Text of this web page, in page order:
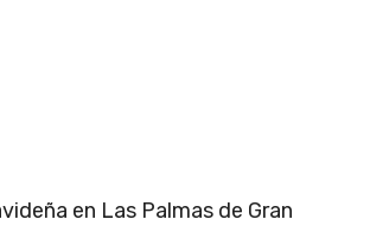
en Las Palmas de Gran